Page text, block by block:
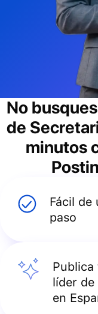
No
de
minutos
Fácil de
paso
líder de
en